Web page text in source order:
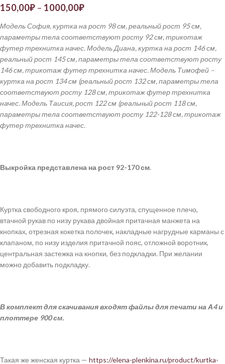
150,00₽ – 1000,00₽
Модель София, куртка на рост 98 см, реальный рост 95 см,
параметры тела соответствуют росту 92 см, трикотаж
футер трехнитка начес. Модель Диана, куртка на рост 146 см,
реальный рост 145 см, параметры тела соответствуют росту
146 см, трикотаж футер трехнитка начес. Модель Тимофей –
куртка на рост 134 см (реальный рост 132 см, параметры тела
соответствуют росту 128 см, трикотаж футер трехнитка
начес. Модель Таисия, рост 122 см (реальный рост 118 см,
параметры тела соответствуют росту 122-128 см, трикотаж
футер трехнитка начес.
Выкройка представлена на рост 92-170см.
Куртка свободного кроя, прямого силуэта, спущенное плечо,
втачной рукав по низу рукава двойная притачная манжета на
кнопках, отрезная кокетка полочек, накладные нагрудные карманы с
клапаном, по низу изделия притачной пояс, отложной воротник,
центральная застежка на кнопки, без подкладки. При желании
можно добавить подкладку.
В комплект для скачивания входят файлы для печати на А4 и
плоттере 900 см.
Такая же женская куртка — https://elena-plenkina.ru/product/kurtka-